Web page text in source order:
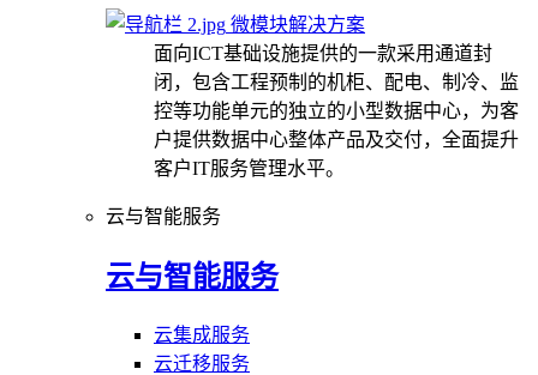
微模块解决方案
面向ICT基础设施提供的一款采用通道封
闭，包含工程预制的机柜、配电、制冷、监
控等功能单元的独立的小型数据中心，为客
户提供数据中心整体产品及交付，全面提升
客户IT服务管理水平。
云与智能服务
云与智能服务
云集成服务
云迁移服务